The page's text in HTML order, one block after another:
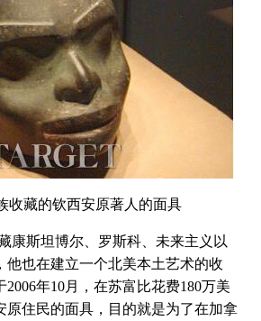
收藏的钦西安原著人的面具
斯坦博尔、罗斯科、未来主义以
他也在建立一个北美本土艺术的收
年10月，在苏富比花费180万美
原住民的面具，目的就是为了在加拿